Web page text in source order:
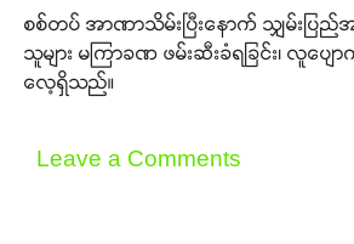
စစ်တပ် အာဏာသိမ်းပြီးနောက် သျှမ်းပြည်
သူများ မကြာခဏ ဖမ်းဆီးခံရခြင်း၊ လူပျောက်ခ
လေ့ရှိသည်။
Leave a Comments